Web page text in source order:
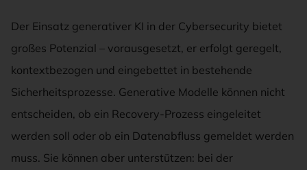
Der Einsatz generativer KI in der Cybersecurity bietet
großes Potenzial – vorausgesetzt, er erfolgt geregelt,
kontextbezogen und eingebettet in bestehende
Sicherheitsprozesse. Generative Modelle können nicht
entscheiden, ob ein Recovery-Prozess eingeleitet
werden soll oder ob ein Datenabfluss gemeldet werden
muss. Sie können aber unterstützen: bei der